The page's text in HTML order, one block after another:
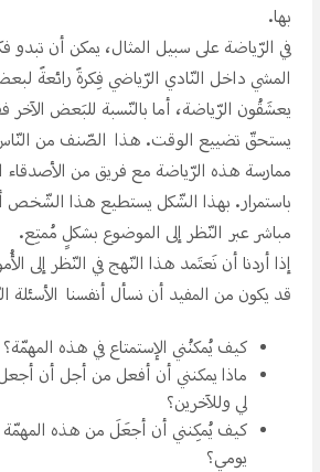
بها.
في الرّياضة على سبيل المثال، يمكن أن تبدو
المشي داخل النّادي الرّياضي فِكرةََ رائعةََ
يعشَقُون الرّياضة، أما بالنّسبة للبَعض الآخر
يستحقّ تضييع الوقت. هذا الصّنف من
ممارسة هذه الرّياضة مع فريق من الأصدقاء
باستمرار. بهذا الشّكل يستطيع هذا الشّخص
مباشر عبر النّظر إلى الموضوع بشكلِِ مُمتِع.
إذا أردنا أن نَعتَمد هذا النّهج في النّظر إلى
قد يكون من المفيد أن نسأل أنفسنا الأسئلة
كيف يُمكنُني الإستمتاع في هذه المهمّة؟
ماذا يمكنني أن أفعل من أجل أن
لي وللآخرين؟
كيف يُمكِنني أن أجعَلَ من هذه المهمّة
يومي؟